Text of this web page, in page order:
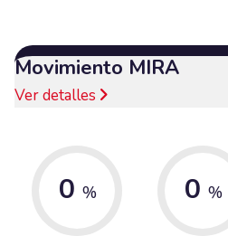
Movimiento MIRA
Ver detalles
0 % 0 %